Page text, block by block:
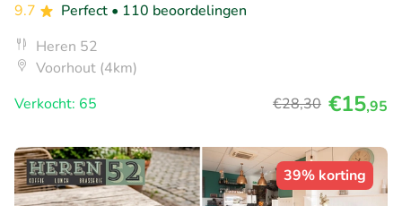
9.7
Perfect • 110 beoordelingen
Heren 52
Voorhout (4km)
Verkocht: 65
€28,30 €15,95
39% korting